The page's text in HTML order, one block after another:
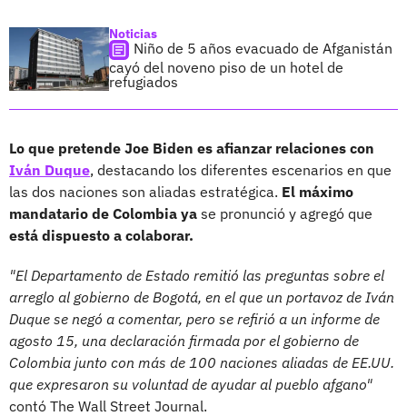
Noticias
Niño de 5 años evacuado de Afganistán
cayó del noveno piso de un hotel de
refugiados
Lo que pretende Joe Biden es afianzar relaciones con
Iván Duque, destacando los diferentes escenarios en que
las dos naciones son aliadas estratégica. El máximo
mandatario de Colombia ya se pronunció y agregó que
está dispuesto a colaborar.
"El Departamento de Estado remitió las preguntas sobre el
arreglo al gobierno de Bogotá, en el que un portavoz de Iván
Duque se negó a comentar, pero se refirió a un informe de
agosto 15, una declaración firmada por el gobierno de
Colombia junto con más de 100 naciones aliadas de EE.UU.
que expresaron su voluntad de ayudar al pueblo afgano"
contó The Wall Street Journal.